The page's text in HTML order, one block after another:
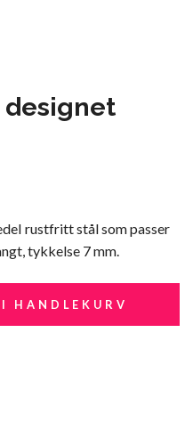
rustfritt stål som passer
tykkelse 7 mm.
I HANDLEKURV